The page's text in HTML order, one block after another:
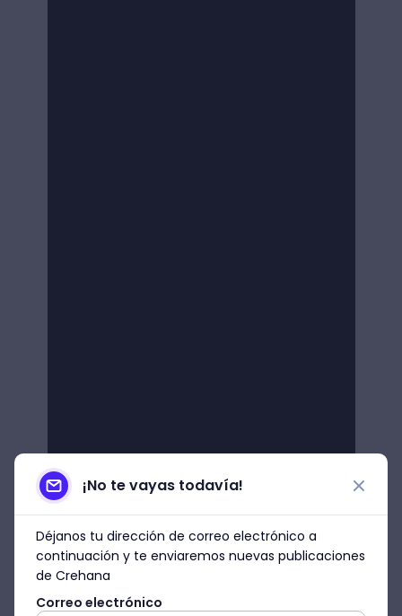
¡No te vayas todavía!
Déjanos tu dirección de correo electrónico a
continuación y te enviaremos nuevas publicaciones
de Crehana
Correo electrónico